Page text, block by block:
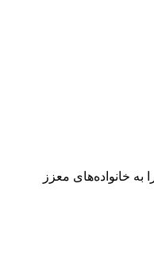
خانواده‌های معزز